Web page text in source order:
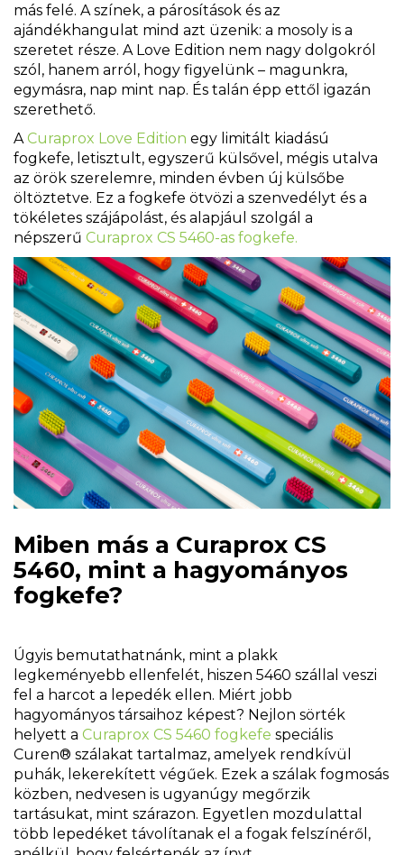
más felé. A színek, a párosítások és az
ajándékhangulat mind azt üzenik: a mosoly is a
szeretet része. A Love Edition nem nagy dolgokról
szól, hanem arról, hogy figyelünk – magunkra,
egymásra, nap mint nap. És talán épp ettől igazán
szerethető.
ACuraprox Love Edition egy limitált kiadású
fogkefe, letisztult, egyszerű külsővel, mégis utalva
az örök szerelemre, minden évben új külsőbe
öltöztetve. Ez a fogkefe ötvözi a szenvedélyt és a
tökéletes szájápolást, és alapjául szolgál a
népszerű Curaprox CS 5460-as fogkefe.
Miben más a Curaprox CS
5460, mint a hagyományos
fogkefe?
Úgyis bemutathatnánk, mint a plakk
legkeményebb ellenfelét, hiszen 5460 szállal veszi
fel a harcot a lepedék ellen. Miért jobb
hagyományos társaihoz képest? Nejlon sörték
helyett a Curaprox CS 5460 fogkefe speciális
Curen® szálakat tartalmaz, amelyek rendkívül
puhák, lekerekített végűek. Ezek a szálak fogmosás
közben, nedvesen is ugyanúgy megőrzik
tartásukat, mint szárazon. Egyetlen mozdulattal
több lepedéket távolítanak el a fogak felszínéről,